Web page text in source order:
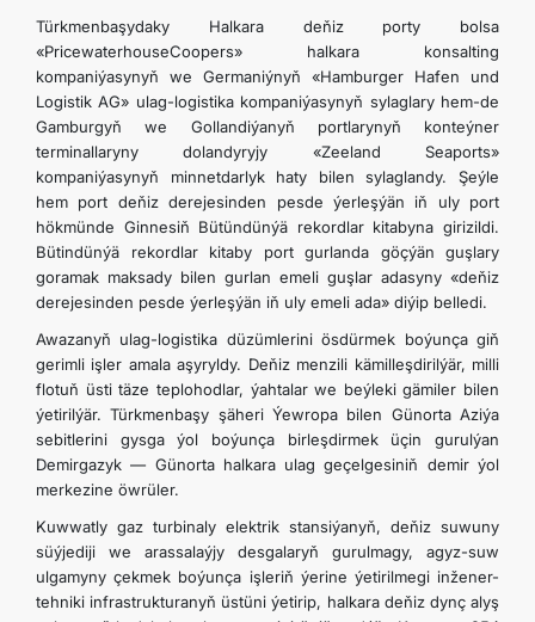
Türkmenbaşydaky Halkara deňiz porty bolsa
«PricewaterhouseCoopers» halkara konsalting
kompaniýasynyň we Germaniýnyň «Hamburger Hafen und
Logistik AG» ulag-logistika kompaniýasynyň sylaglary hem-de
Gamburgyň we Gollandiýanyň portlarynyň konteýner
terminallaryny dolandyryjy «Zeeland Seaports»
kompaniýasynyň minnetdarlyk haty bilen sylaglandy. Şeýle
hem port deňiz derejesinden pesde ýerleşýän iň uly port
hökmünde Ginnesiň Bütündünýä rekordlar kitabyna girizildi.
Bütindünýä rekordlar kitaby port gurlanda göçýän guşlary
goramak maksady bilen gurlan emeli guşlar adasyny «deňiz
derejesinden pesde ýerleşýän iň uly emeli ada» diýip belledi.
Awazanyň ulag-logistika düzümlerini ösdürmek boýunça giň
gerimli işler amala aşyryldy. Deňiz menzili kämilleşdirilýär, milli
flotuň üsti täze teplohodlar, ýahtalar we beýleki gämiler bilen
ýetirilýär. Türkmenbaşy şäheri Ýewropa bilen Günorta Aziýa
sebitlerini gysga ýol boýunça birleşdirmek üçin gurulýan
Demirgazyk — Günorta halkara ulag geçelgesiniň demir ýol
merkezine öwrüler.
Kuwwatly gaz turbinaly elektrik stansiýanyň, deňiz suwuny
süýjediji we arassalaýjy desgalaryň gurulmagy, agyz-suw
ulgamyny çekmek boýunça işleriň ýerine ýetirilmegi inžener-
tehniki infrastrukturanyň üstüni ýetirip, halkara deňiz dynç alyş